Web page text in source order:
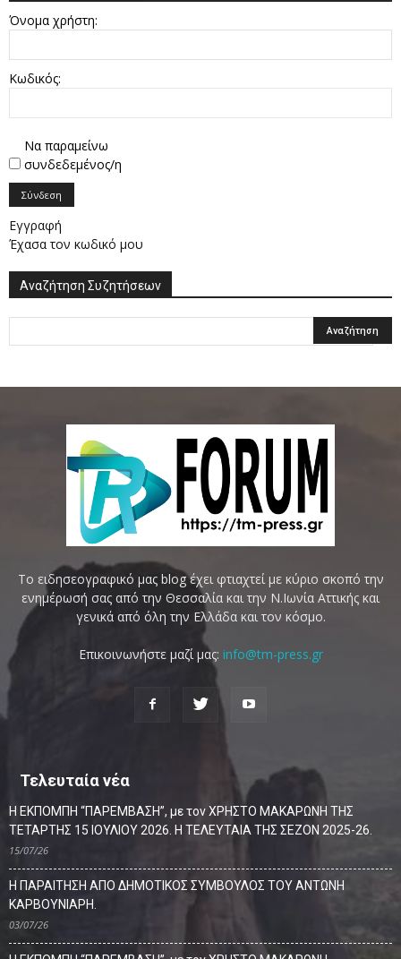
Όνομα χρήστη:
Κωδικός:
Να παραμείνω
συνδεδεμένος/η
Σύνδεση
Εγγραφή
Έχασα τον κωδικό μου
Αναζήτηση Συζητήσεων
Το ειδησεογραφικό μας blog έχει φτιαχτεί με κύριο σκοπό την
ενημέρωσή σας από την Θεσσαλία και την Ν.Ιωνία Αττικής και
γενικά από όλη την Ελλάδα και τον κόσμο.
Επικοινωνήστε μαζί μας: info@tm-press.gr
Τελευταία νέα
Η ΕΚΠΟΜΠΗ “ΠΑΡΕΜΒΑΣΗ”, με τον ΧΡΗΣΤΟ ΜΑΚΑΡΩΝΗ ΤΗΣ
ΤΕΤΑΡΤΗΣ 15 ΙΟΥΛΙΟΥ 2026. Η ΤΕΛΕΥΤΑΙΑ ΤΗΣ ΣΕΖΟΝ 2025-26.
15/07/26
Η ΠΑΡΑΙΤΗΣΗ ΑΠΟ ΔΗΜΟΤΙΚΟΣ ΣΥΜΒΟΥΛΟΣ ΤΟΥ ΑΝΤΩΝΗ
ΚΑΡΒΟΥΝΙΑΡΗ.
03/07/26